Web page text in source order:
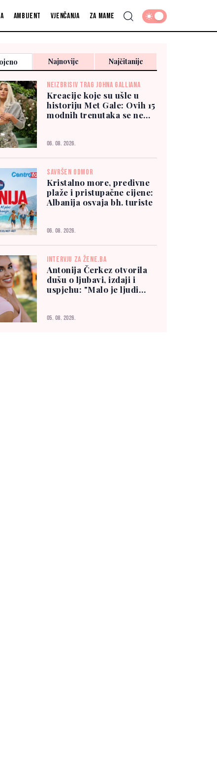
Ambijent Vjenčanja Za mame
Najnovije Najčitanije
NEIZBRISIV TRAG JOHNA GALLIANA
Kreacije koje su ušle u
historiju Met Gale: Ovih 15
modnih trenutaka se ne
06. 08. 2026.
SAVRŠEN ODMOR
Kristalno more, predivne
plaže i pristupačne cijene:
Albanija osvaja bh. turiste
06. 08. 2026.
INTERVJU ZA ŽENE.BA
Antonija Čerkez otvorila
dušu o ljubavi, izdaji i
uspjehu: "Malo je ljudi
05. 08. 2026.